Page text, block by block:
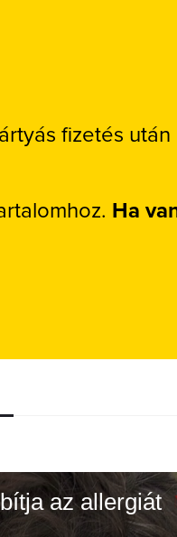
fizetés után
Ha
az allergiát